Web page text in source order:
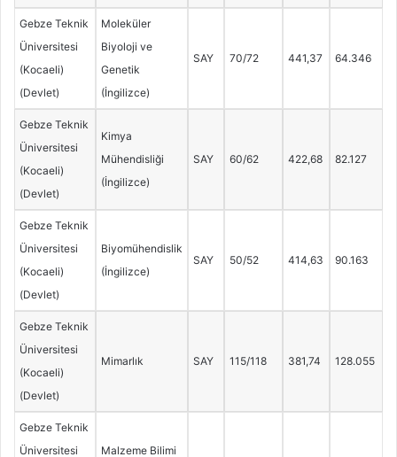
Gebze Teknik
Üniversitesi
(Kocaeli)
(Devlet)
Moleküler
Biyoloji ve
Genetik
(İngilizce)
SAY 70/72 441,37 64.346
Gebze Teknik
Üniversitesi
(Kocaeli)
(Devlet)
Kimya
Mühendisliği
(İngilizce)
SAY 60/62 422,68 82.127
Gebze Teknik
Üniversitesi
(Kocaeli)
(Devlet)
Biyomühendislik
(İngilizce)
SAY 50/52 414,63 90.163
Gebze Teknik
Üniversitesi
(Kocaeli)
(Devlet)
Mimarlık SAY 115/118 381,74 128.055
Gebze Teknik
Üniversitesi
Malzeme Bilimi